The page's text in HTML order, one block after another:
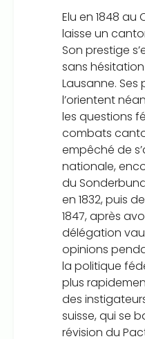
Elu en 1848 au
laisse un
Son prestige
sans
Lausanne.
l’orientent
les questions
combats
empêché de
nationale,
du
en 1832, puis
1847, après
délégation
opinions
la politique
plus
des
suisse, qui se
révision du